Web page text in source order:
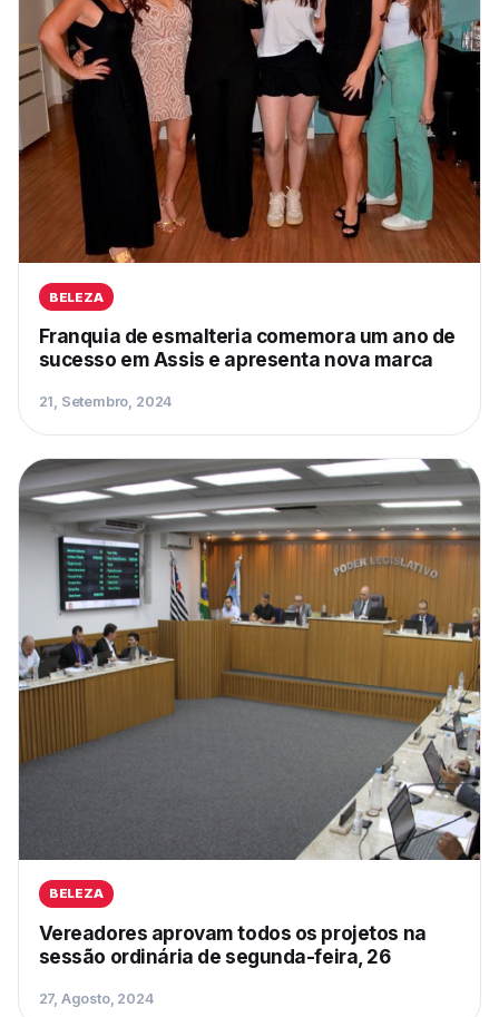
BELEZA
Franquia de esmalteria comemora um ano de
sucesso em Assis e apresenta nova marca
21, Setembro, 2024
BELEZA
Vereadores aprovam todos os projetos na
sessão ordinária de segunda-feira, 26
27, Agosto, 2024